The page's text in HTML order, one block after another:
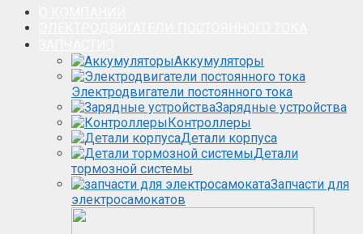
Аккумуляторы
Электродвигатели постоянного тока
Зарядные устройства
Контроллеры
Детали корпуса
Детали
тормозной системы
Запчасти для
электросамокатов